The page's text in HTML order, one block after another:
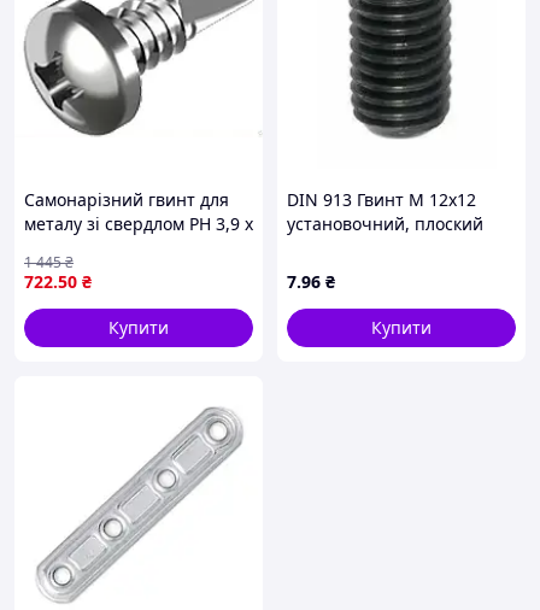
Самонарізний гвинт для
металу зі свердлом PH 3,9 х
профілю 1000 шт ТМ
КРЕПТЕХ
722.50 ₴
1 445₴
Купити
DIN 913 Гвинт М 12х12
установочний, плоский
7.96 ₴
Купити